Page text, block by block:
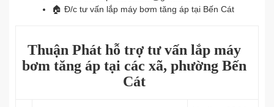
🏠 Đ/c tư vấn lắp máy bơm tăng áp tại Bến Cát
Thuận Phát hỗ trợ tư vấn lắp máy
bơm tăng áp tại các xã, phường Bến
Cát